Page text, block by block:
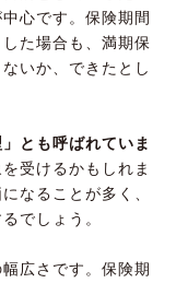
心です。保険期間
た場合も、満期保
いか、できたとし
とも呼ばれていま
受けるかもしれま
なることが多く、
でしょう。
広さです。保険期